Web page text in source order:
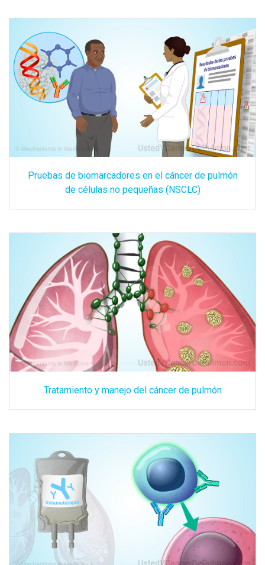
Pruebas de biomarcadores en el cáncer de pulmón
de células no pequeñas (NSCLC)
Tratamiento y manejo del cáncer de pulmón